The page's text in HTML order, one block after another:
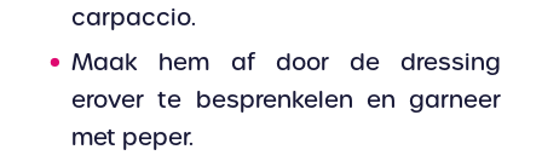
carpaccio.
Maak hem af door de dressing
erover te besprenkelen en garneer
met peper.